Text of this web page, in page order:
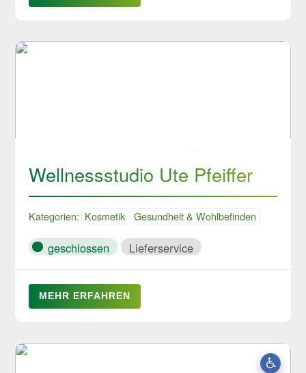
Wellnessstudio Ute Pfeiffer
Kategorien: Kosmetik Gesundheit & Wohlbefinden
geschlossen Lieferservice
MEHR ERFAHREN